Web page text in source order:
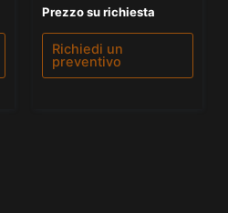
Valutato
5.00
su 5
Prezzo su richiesta
Richiedi un
preventivo